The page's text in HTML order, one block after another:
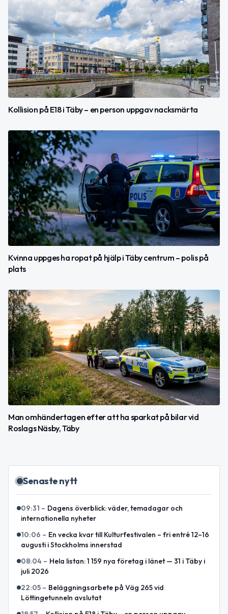
Kollision på E18 i Täby – en person uppgav nacksmärta
Kvinna uppges ha ropat på hjälp i Täby centrum – polis på
plats
Man omhändertagen efter att ha sparkat på bilar vid
Roslags Näsby, Täby
Senaste nytt
09:31 – Dagens överblick: väder, temadagar och
internationella nyheter
10:06 – En vecka kvar till Kulturfestivalen – fri entré 12–16
augusti i Stockholms innerstad
08:04 – Hela listan: 1 159 nya företag i länet — 31 i Täby i
juli 2026
22:05 – Beläggningsarbete på Väg 265 vid
Löttingetunneln avslutat